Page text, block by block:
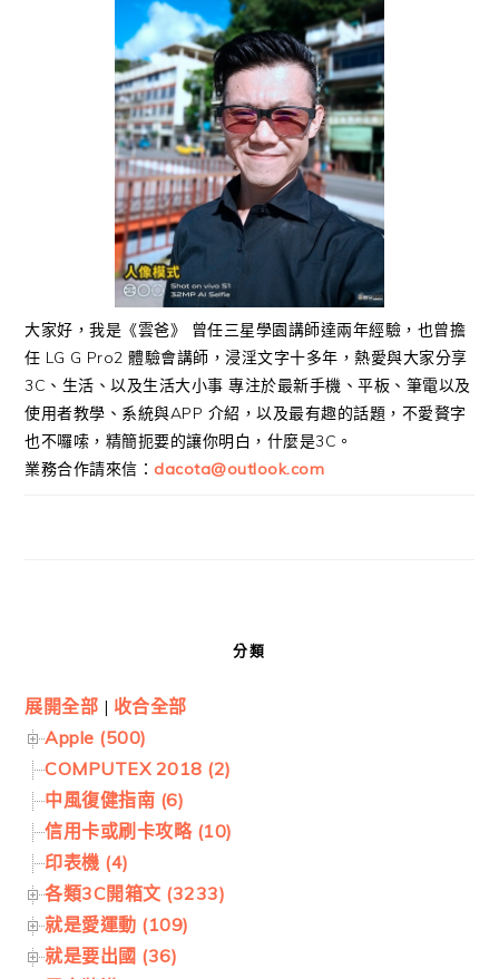
大家好，我是《雲爸》 曾任三星學園講師達兩年經驗，也曾擔
任 LG G Pro2 體驗會講師，浸淫文字十多年，熱愛與大家分享
3C、生活、以及生活大小事 專注於最新手機、平板、筆電以及
使用者教學、系統與APP 介紹，以及最有趣的話題，不愛贅字
也不囉嗦，精簡扼要的讓你明白，什麼是3C。
業務合作請來信： dacota@outlook.com
分類
展開全部 | 收合全部
Apple (500)
COMPUTEX 2018 (2)
中風復健指南 (6)
信用卡或刷卡攻略 (10)
印表機 (4)
各類3C開箱文 (3233)
就是愛運動 (109)
就是要出國 (36)